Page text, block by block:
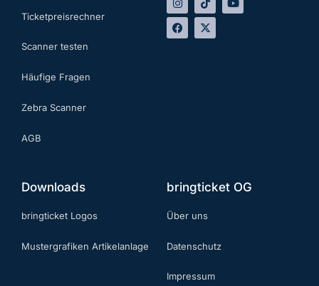
Ticketpreisrechner
Scanner testen
Häufige Fragen
Zebra Scanner
AGB
Downloads
bringticket Logos
Mustergrafiken Artikelanlage
bringticket OG
Über uns
Datenschutz
Impressum